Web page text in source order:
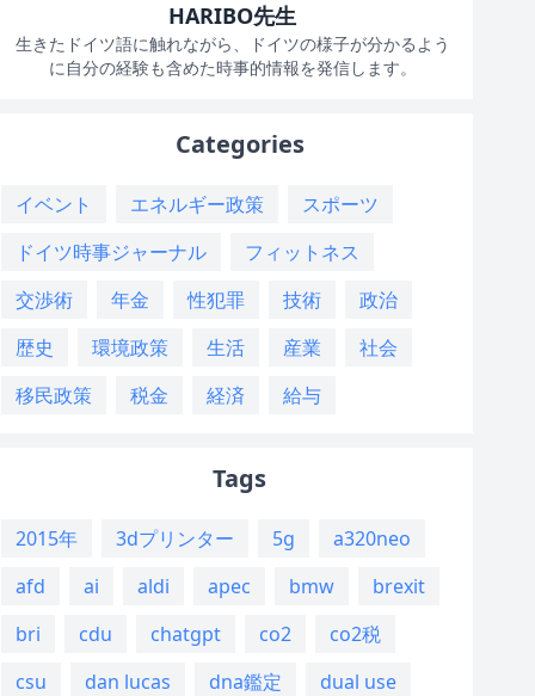
HARIBO先生
生きたドイツ語に触れながら、ドイツの様子が分かるよう
に自分の経験も含めた時事的情報を発信します。
Categories
イベント エネルギー政策
スポーツ
ドイツ時事ジャーナル
フィットネス
交渉術
年金 性犯罪 技術
政治
歴史
環境政策 生活 産業
社会
移民政策
税金 経済 給与
Tags
2015年 3dプリンター 5g
a320neo
afd
ai aldi apec bmw
brexit
bri
cdu chatgpt co2
co2税
csu
dan lucas dna鑑定
dual use